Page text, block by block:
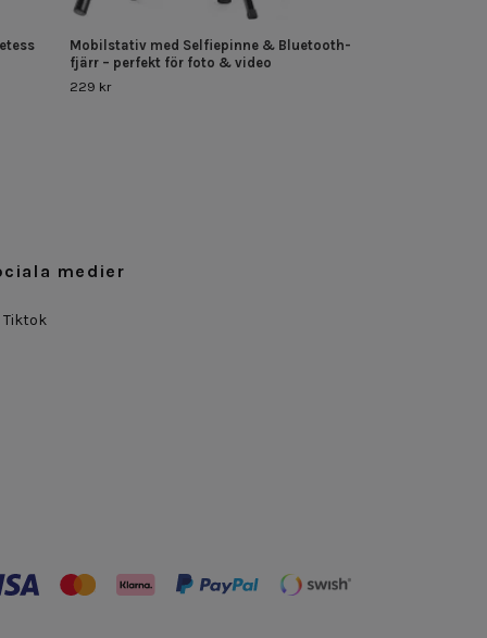
Mobilstativ med Selfiepinne & Bluetooth-
fjärr – perfekt för foto & video
229 kr
medier
Tiktok